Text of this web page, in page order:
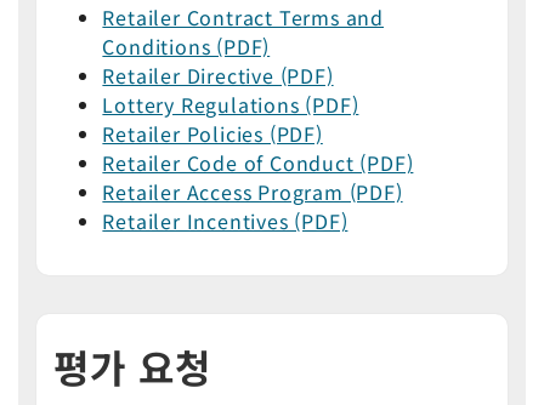
Retailer Contract Terms and
Conditions (PDF)
Retailer Directive (PDF)
Lottery Regulations (PDF)
Retailer Policies (PDF)
Retailer Code of Conduct (PDF)
Retailer Access Program (PDF)
Retailer Incentives (PDF)
평가 요청